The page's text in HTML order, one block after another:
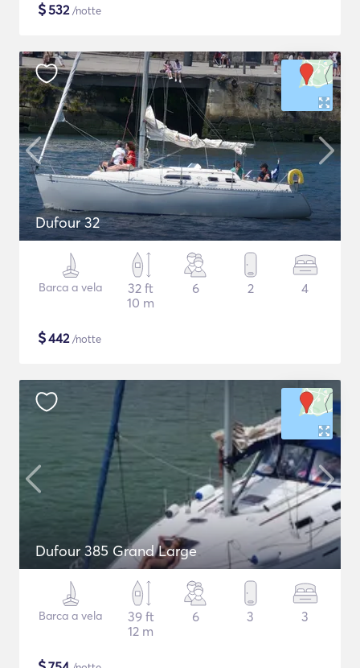
$532/notte
Dufour 32
Barca a vela
32 ft
10 m
6 2 4
$442/notte
Dufour 385 Grand Large
Barca a vela
39 ft
12 m
6 3 3